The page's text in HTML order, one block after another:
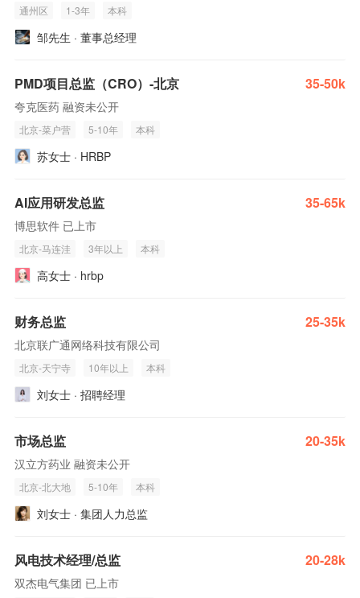
通州区 1-3年 本科
邹先生 · 董事总经理
PMD项目总监（CRO）-北京 35-50k
夸克医药 融资未公开
北京-菜户营 5-10年 本科
苏女士 · HRBP
AI应用研发总监 35-65k
博思软件 已上市
北京-马连洼 3年以上 本科
高女士 · hrbp
财务总监 25-35k
北京联广通网络科技有限公司
北京-天宁寺 10年以上 本科
刘女士 · 招聘经理
市场总监 20-35k
汉立方药业 融资未公开
北京-北大地 5-10年 本科
刘女士 · 集团人力总监
风电技术经理/总监 20-28k
双杰电气集团 已上市